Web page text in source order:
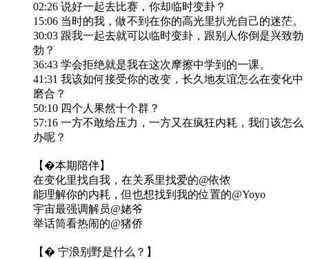
02:26 说好一起去比赛，你却临时变卦？
15:06 当时的我，做不到在你的高光里扒光自己的迷茫。
30:03 跟我一起去就可以临时变卦，跟别人你倒是兴致勃
勃？
36:43 学会拒绝就是我在这次摩擦中学到的一课。
41:31 我该如何接受你的改变，长久地友谊怎么在变化中
磨合？
50:10 四个人果然十个群？
57:16 一方不敢给压力，一方又在疯狂内耗，我们该怎么
办呢？
【�️本期陪伴】
在变化里找自我，在关系里找爱的@依侬
能理解你的内耗，但也想找到我的位置的@Yoyo
宇宙最强调解员@姥爷
举话筒看热闹的@猪侨
【� 宁浪别野是什么？】